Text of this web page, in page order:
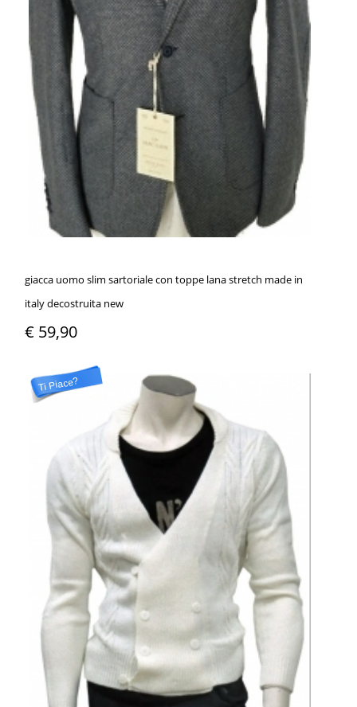
giacca uomo slim sartoriale con toppe lana stretch made in
italy decostruita new
€ 59,90
Ti Piace?